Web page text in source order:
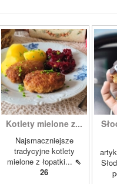
Kotlety mielone z...
Najsmaczniejsze
tradycyjne kotlety
mielone z łopatki... ⇖
26